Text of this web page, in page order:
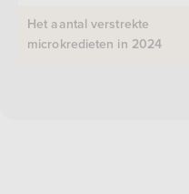
Het aantal verstrekte
microkredieten in 2024